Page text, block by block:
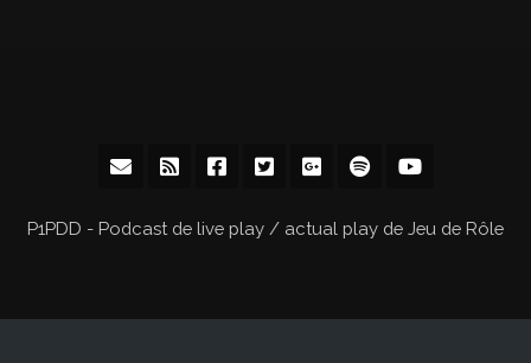
P1PDD - Podcast de live play / actual play de Jeu de Rôle